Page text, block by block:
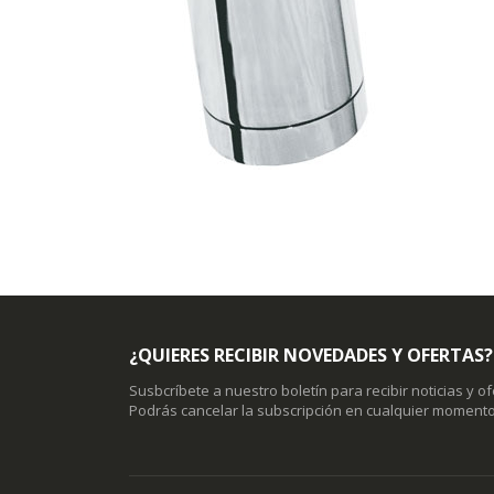
¿QUIERES RECIBIR NOVEDADES Y OFERTAS?
Susbcríbete a nuestro boletín para recibir noticias y
Podrás cancelar la subscripción en cualquier